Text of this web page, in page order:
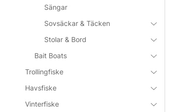
Sängar
Sovsäckar & Täcken
Stolar & Bord
Bait Boats
Trollingfiske
Havsfiske
Vinterfiske